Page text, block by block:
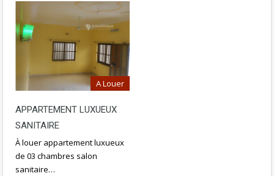
A Louer
APPARTEMENT LUXUEUX
SANITAIRE
À louer appartement luxueux
de 03 chambres salon
sanitaire…